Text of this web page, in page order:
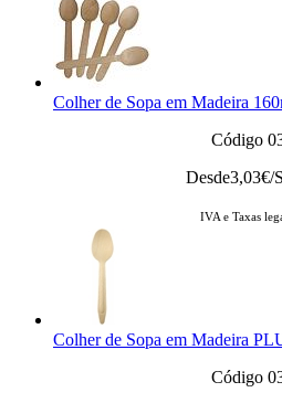
Colher de Sopa em Madeira
Código
Desde3,03€/
IVA e Taxas
Colher de Sopa em Madeira
Código